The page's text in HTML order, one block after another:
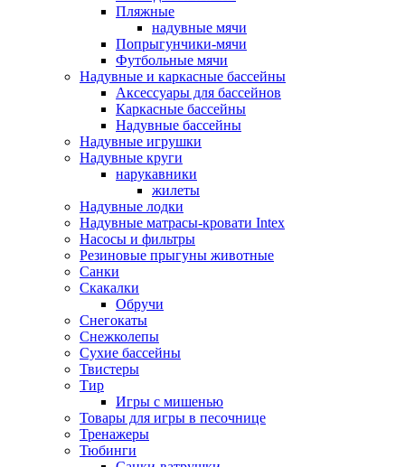
Пляжные
надувные мячи
Попрыгунчики-мячи
Футбольные мячи
Надувные и каркасные бассейны
Аксессуары для бассейнов
Каркасные бассейны
Надувные бассейны
Надувные игрушки
Надувные круги
нарукавники
жилеты
Надувные лодки
Надувные матрасы-кровати Intex
Насосы и фильтры
Резиновые прыгуны животные
Санки
Скакалки
Обручи
Снегокаты
Снежколепы
Сухие бассейны
Твистеры
Тир
Игры с мишенью
Товары для игры в песочнице
Тренажеры
Тюбинги